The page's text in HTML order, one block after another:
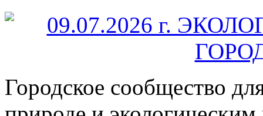
Городское сообщество